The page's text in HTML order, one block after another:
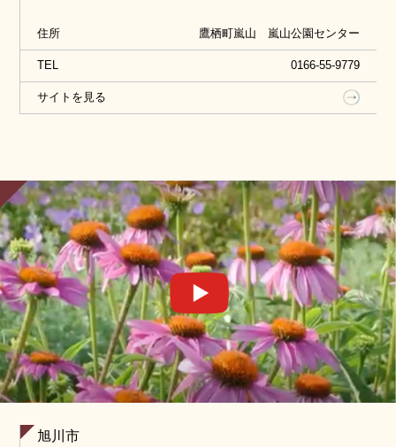
る場合は、事前にご相談ください。
住所 鷹栖町嵐山 嵐山公園センター
TEL 0166-55-9779
サイトを見る
旭川市